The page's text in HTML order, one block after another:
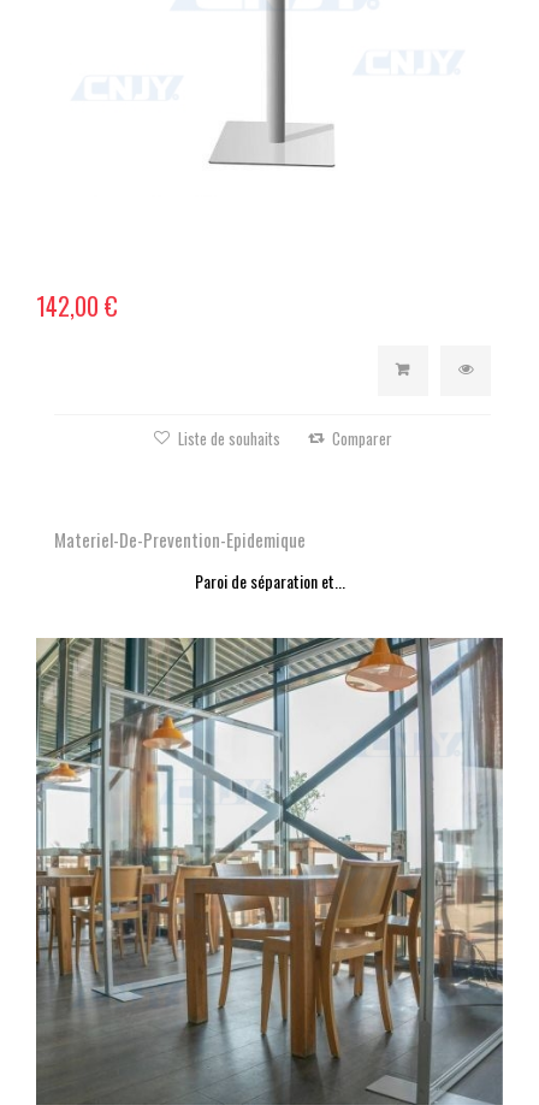
142,00 €
Liste de souhaits Comparer
Materiel-De-Prevention-Epidemique
Paroi de séparation et...